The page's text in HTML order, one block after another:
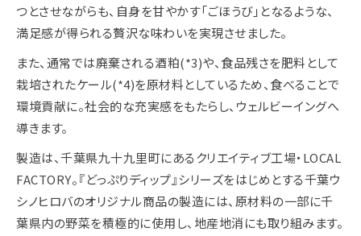
つとさせながらも、自身を甘やかす「ごほうび」となるような、
満足感が得られる贅沢な味わいを実現させました。
また、通常では廃棄される酒粕(*3)や、食品残さを肥料として
栽培されたケール(*4)を原材料としているため、食べることで
環境貢献に。社会的な充実感をもたらし、ウェルビーイングへ
導きます。
製造は、千葉県九十九里町にあるクリエイティブ工場・LOCAL
FACTORY。『どっぷりディップ』シリーズをはじめとする千葉ウ
シノヒロバのオリジナル商品の製造には、原材料の一部に千
葉県内の野菜を積極的に使用し、地産地消にも取り組みます。